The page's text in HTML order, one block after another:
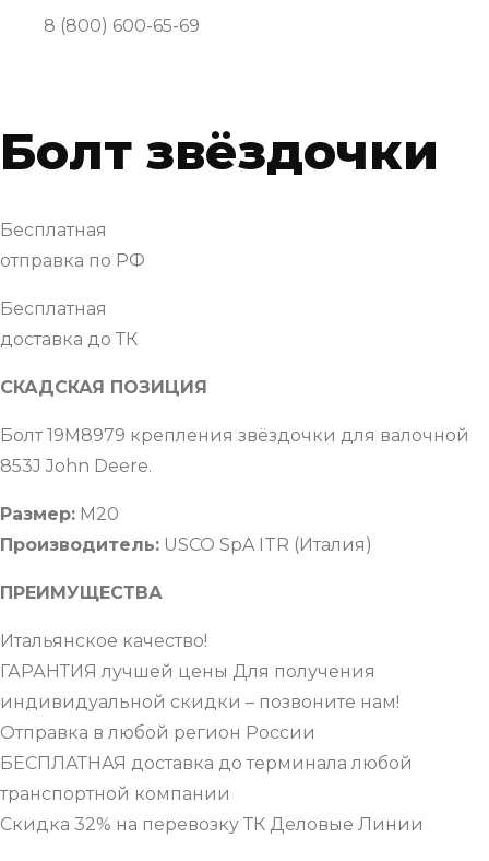
8 (800) 600-65-69
Болт звёздочки
Бесплатная
отправка по РФ
Бесплатная
доставка до ТК
СКАДСКАЯ ПОЗИЦИЯ
Болт 19M8979 крепления звёздочки для валочной
853J John Deere.
Размер: М20
Производитель: USCO SpA ITR (Италия)
ПРЕИМУЩЕСТВА
Итальянское качество!
ГАРАНТИЯ лучшей цены Для получения
индивидуальной скидки – позвоните нам!
Отправка в любой регион России
БЕСПЛАТНАЯ доставка до терминала любой
транспортной компании
Скидка 32% на перевозку ТК Деловые Линии